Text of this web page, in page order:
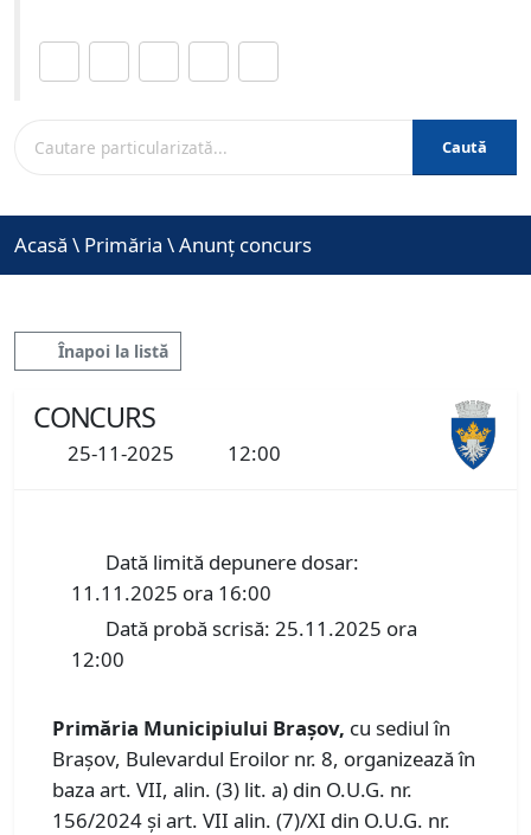
Caută
Acasă \ Primăria \Anunț concurs
Înapoi la listă
CONCURS
25-11-2025 12:00
Dată limită depunere dosar:
11.11.2025 ora 16:00
Dată probă scrisă: 25.11.2025 ora
12:00
Primăria Municipiului Braşov, cu sediul în
Braşov, Bulevardul Eroilor nr. 8, organizează în
baza art. VII, alin. (3) lit. a) din O.U.G. nr.
156/2024 și art. VII alin. (7)/XI din O.U.G. nr.